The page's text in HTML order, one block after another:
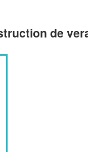
de